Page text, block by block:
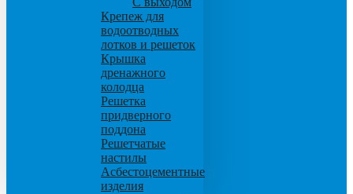
Крепеж для
водоотводных
лотков и решеток
Крышка
дренажного
колодца
Решетка
придверного
поддона
Решетчатые
настилы
Асбестоцементные
изделия